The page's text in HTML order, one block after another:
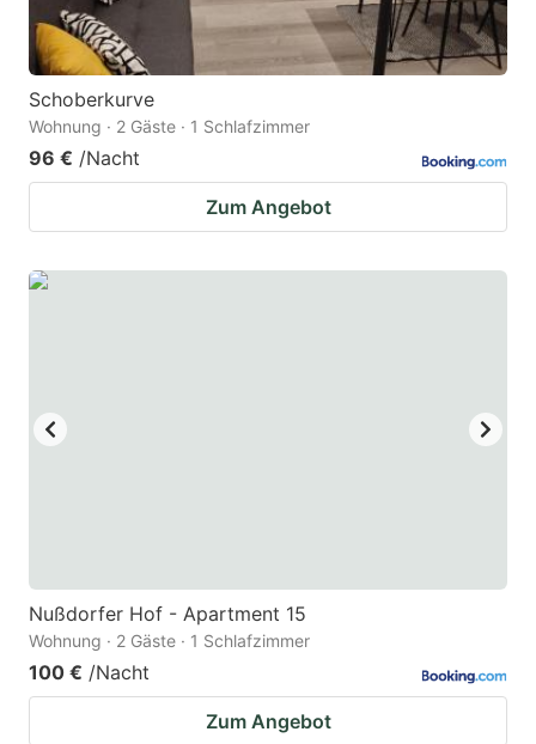
Schoberkurve
Wohnung · 2 Gäste · 1 Schlafzimmer
96 € /Nacht
Zum Angebot
Nußdorfer Hof - Apartment 15
Wohnung · 2 Gäste · 1 Schlafzimmer
100 € /Nacht
Zum Angebot